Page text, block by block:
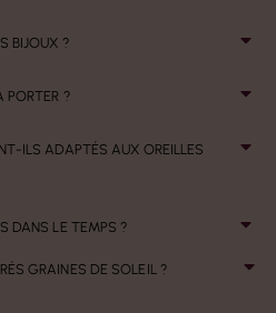
BIJOUX ?
PORTER ?
ILS ADAPTÉS AUX OREILLES
DANS LE TEMPS ?
GRAINES DE SOLEIL ?